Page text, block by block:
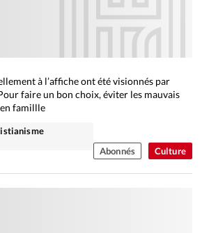
Culture
à l’affiche ont été visionnés par
faire un bon choix, éviter les mauvais
famillle
Abonnés